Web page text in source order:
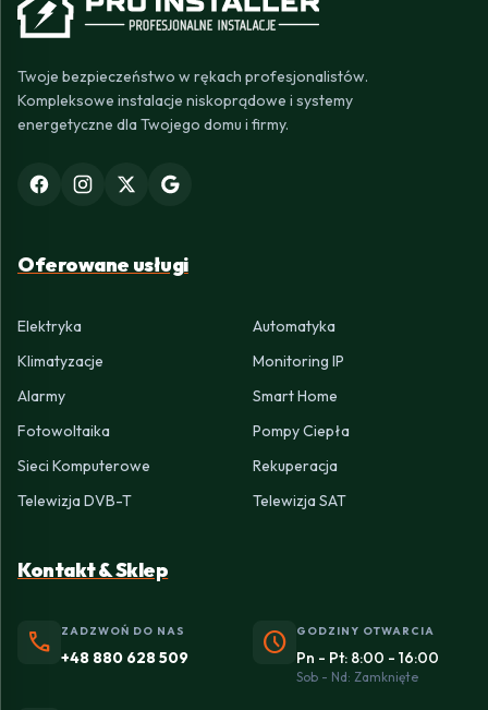
Twoje bezpieczeństwo w rękach profesjonalistów.
Kompleksowe instalacje niskoprądowe i systemy
energetyczne dla Twojego domu i firmy.
Oferowane usługi
Elektryka
Automatyka
Klimatyzacje
Monitoring IP
Alarmy
Smart Home
Fotowoltaika
Pompy Ciepła
Sieci Komputerowe
Rekuperacja
Telewizja DVB-T
Telewizja SAT
Kontakt & Sklep
phone ZADZWOŃ DO NAS
+48 880 628 509 schedule GODZINY OTWARCIA
Pn - Pt: 8:00 - 16:00
Sob - Nd: Zamknięte